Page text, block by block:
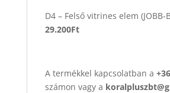
D4 – Felső vitrines elem (JOBB-
29.200Ft
A termékkel kapcsolatban a
számon vagy a